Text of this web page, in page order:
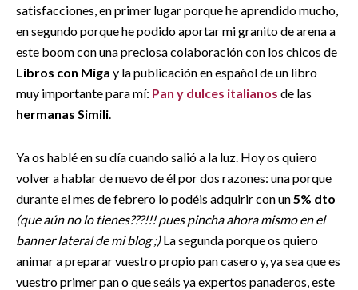
satisfacciones, en primer lugar porque he aprendido mucho,
en segundo porque he podido aportar mi granito de arena a
este boom con una preciosa colaboración con los chicos de
Libros con Miga y la publicación en español de un libro
muy importante para mí: Pan y dulces italianos de las
hermanas Simili.
Ya os hablé en su día cuando salió a la luz. Hoy os quiero
volver a hablar de nuevo de él por dos razones: una porque
durante el mes de febrero lo podéis adquirir con un5% dto
(que aún no lo tienes???!!! pues pincha ahora mismo en el
banner lateral de mi blog ;)La segunda porque os quiero
animar a preparar vuestro propio pan casero y, ya sea que es
vuestro primer pan o que seáis ya expertos panaderos, este